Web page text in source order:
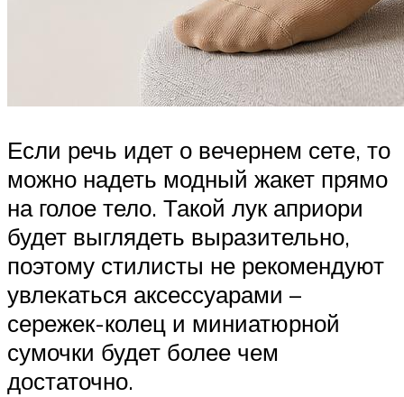
Если речь идет о вечернем сете, то
можно надеть модный жакет прямо
на голое тело. Такой лук априори
будет выглядеть выразительно,
поэтому стилисты не рекомендуют
увлекаться аксессуарами –
сережек-колец и миниатюрной
сумочки будет более чем
достаточно.